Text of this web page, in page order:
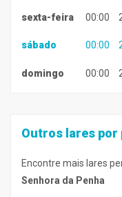
sexta-feira 00:00
sábado 00:00
domingo 00:00
Outros lares por
Encontre mais lares
Senhora da Penha